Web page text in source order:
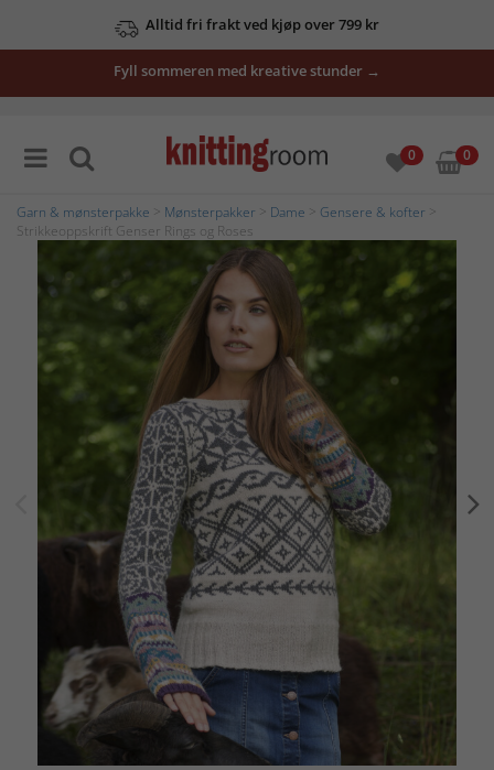
Alltid fri frakt ved kjøp over 799 kr
Fyll sommeren med kreative stunder →
0 0
Garn & mønsterpakke Mønsterpakker Dame Gensere & kofter
Strikkeoppskrift Genser Rings og Roses